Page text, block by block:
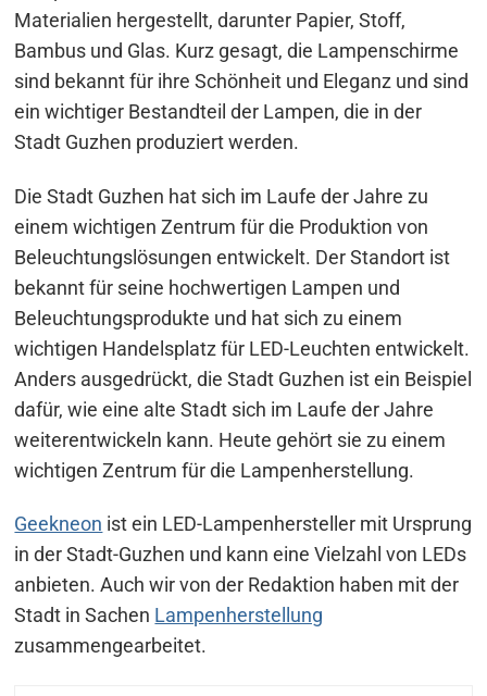
Materialien hergestellt, darunter Papier, Stoff,
Bambus und Glas. Kurz gesagt, die Lampenschirme
sind bekannt für ihre Schönheit und Eleganz und sind
ein wichtiger Bestandteil der Lampen, die in der
Stadt Guzhen produziert werden.
Die Stadt Guzhen hat sich im Laufe der Jahre zu
einem wichtigen Zentrum für die Produktion von
Beleuchtungslösungen entwickelt. Der Standort ist
bekannt für seine hochwertigen Lampen und
Beleuchtungsprodukte und hat sich zu einem
wichtigen Handelsplatz für LED-Leuchten entwickelt.
Anders ausgedrückt, die Stadt Guzhen ist ein Beispiel
dafür, wie eine alte Stadt sich im Laufe der Jahre
weiterentwickeln kann. Heute gehört sie zu einem
wichtigen Zentrum für die Lampenherstellung.
Geekneon ist ein LED-Lampenhersteller mit Ursprung
in der Stadt-Guzhen und kann eine Vielzahl von LEDs
anbieten. Auch wir von der Redaktion haben mit der
Stadt in Sachen Lampenherstellung
zusammengearbeitet.
Beitragsnavigation